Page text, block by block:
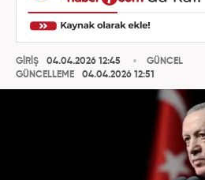
GİRİŞ
04.04.2026 12:45
GÜNCELLEME
04.04.2026 12:51
GÜNCEL